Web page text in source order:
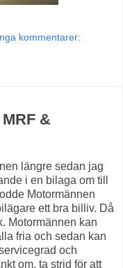
kommentarer:
&
längre sedan jag
i en bilaga om till
Motormännen
ett bra billiv. Då
Motormännen kan
fria och sedan kan
och
om, ta strid för att